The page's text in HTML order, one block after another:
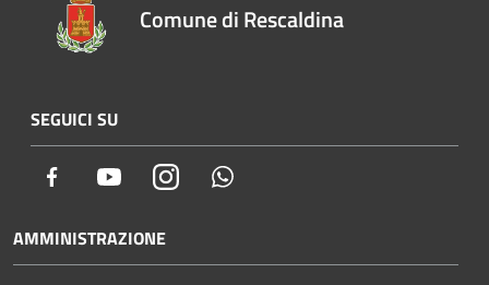
Comune di Rescaldina
SEGUICI SU
Facebook YoutubeInstagram
AMMINISTRAZIONE